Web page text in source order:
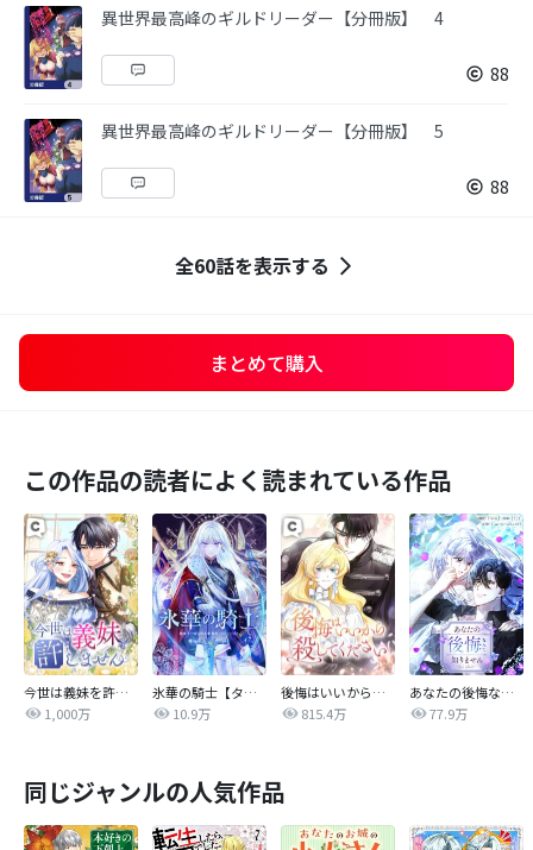
異世界最高峰のギルドリーダー【分冊版】 4
88
異世界最高峰のギルドリーダー【分冊版】 5
88
全60話を表示する
まとめて購入
この作品の読者によく読まれている作品
今世は義妹を許しません
1,000万
氷華の騎士【タテヨミ】
10.9万
後悔はいいから殺してください
815.4万
あなたの後悔なんて知りません【タテヨミ】
77.9万
同じジャンルの人気作品